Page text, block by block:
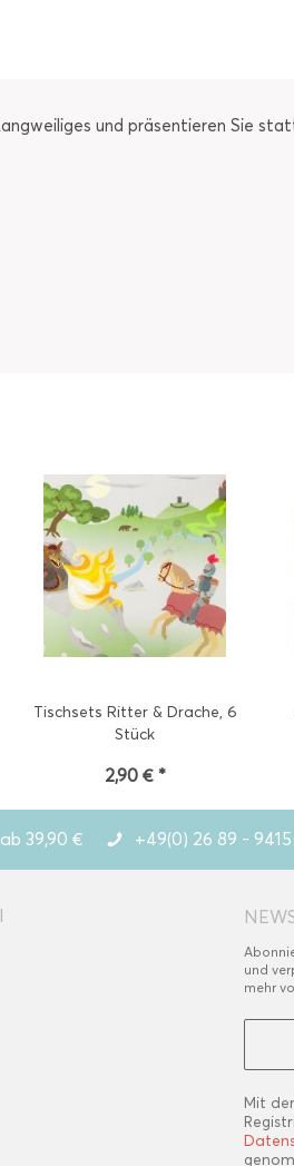
und präsentieren Sie
Tischsets Ritter & Drache, 6
Stück
2,90 € *
39,90 € +49(0) 26 89 -
und
mehr
Mit